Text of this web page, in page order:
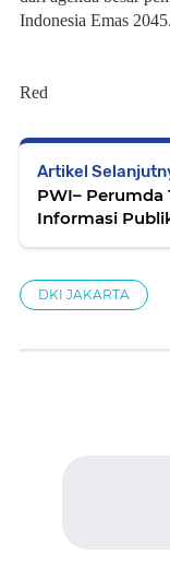
Indonesia Emas 2045.
Red
Artikel
PWI– Perumda
Informasi
DKI JAKARTA